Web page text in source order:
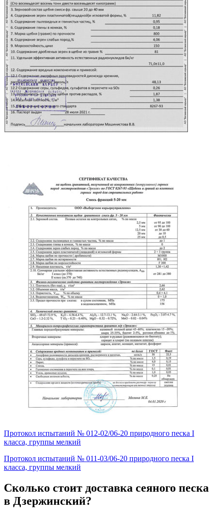
Протокол испытаний № 012-02/06-20 природного песка I
класса, группы мелкий
Протокол испытаний № 011-03/06-20 природного песка I
класса, группы мелкий
Сколько стоит доставка сеяного песка
в Дзержинский?